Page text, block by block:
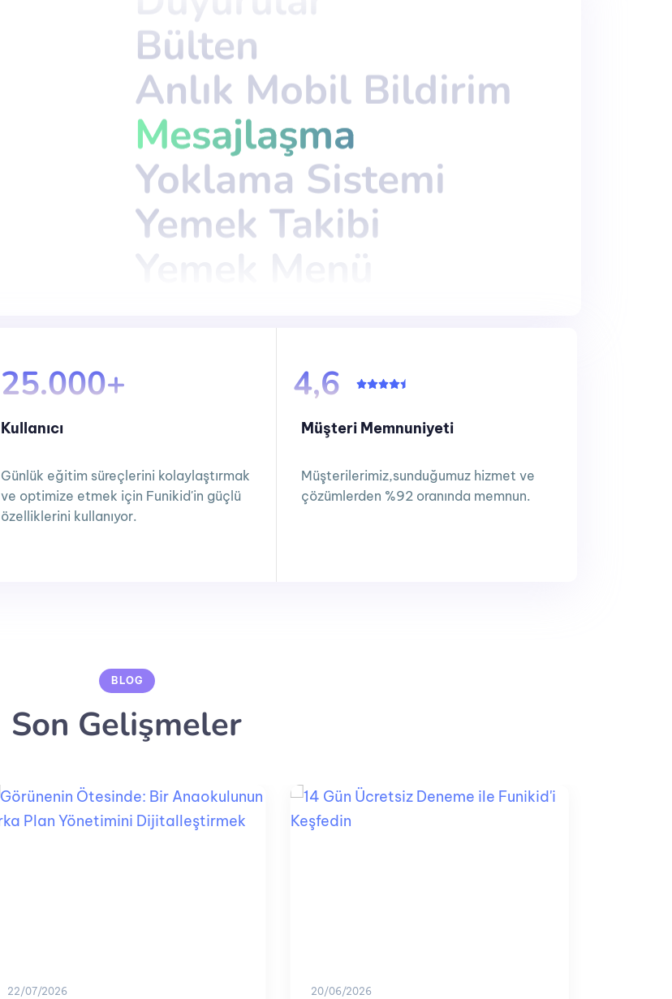
Fotoğraf Paylaşımı
Etkinlik Yönetimi
Bülten
Anlık Mobil Bildirim
Mesajlaşma
Yoklama Sistemi
Yemek Takibi
Fotoğraf Paylaşımı
Etkinlik Yönetimi
Bülten
Anlık Mobil Bildirim
Mesajlaşma
Yoklama Sistemi
Yemek Takibi
25.000+
Kullanıcı
Günlük eğitim süreçlerini kolaylaştırmak
ve optimize etmek için Funikid'in güçlü
özelliklerini kullanıyor.
4,6
Müşteri Memnuniyeti
Müşterilerimiz,sunduğumuz hizmet ve
çözümlerden %92 oranında memnun.
BLOG
Son Gelişmeler
22/07/2026 20/06/2026